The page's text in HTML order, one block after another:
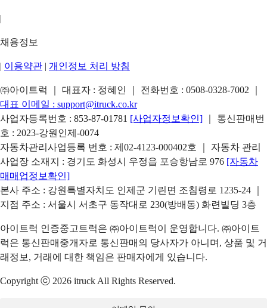
|
채용정보
| 이용약관 | 개인정보 처리 방침
㈜아이트럭 ｜ 대표자 : 정혜인 ｜ 전화번호 : 0508-0328-7002
대표 이메일 : support@itruck.co.kr
사업자등록번호 : 853-87-01781 [사업자정보확인]
｜ 통신판매번
호 : 2023-강원인제-0074
자동차관리사업등록 번호 : 제02-4123-000402호 ｜ 자동차 관리
사업장 소재지 : 경기도 화성시 우정읍 포승항남로 976 [자동차
매매업정보확인]
본사 주소 : 강원특별자치도 인제군 기린면 조침령로 1235-24 ｜
지점 주소 : 서울시 서초구 동작대로 230(방배동) 화련빌딩 3층
아이트럭 인증중고트럭은 ㈜아이트럭이 운영합니다. ㈜아이트
럭은 통신판매중개자로 통신판매의 당사자가 아니며, 상품 및 거
래정보, 거래에 대한 책임은 판매자에게 있습니다.
Copyright ⓒ 2026 itruck All Rights Reserved.